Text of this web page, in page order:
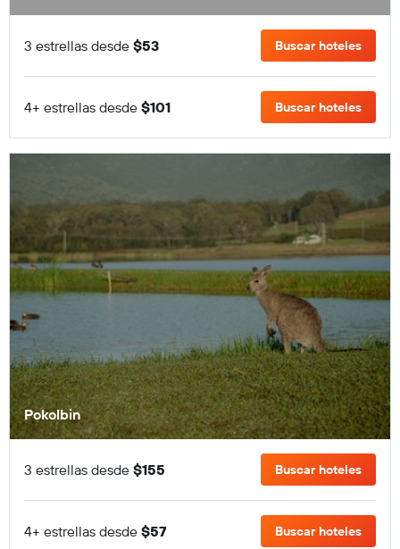
3 estrellas desde $53 Buscar hoteles
4+ estrellas desde $101 Buscar hoteles
Pokolbin
3 estrellas desde $155 Buscar hoteles
4+ estrellas desde $57 Buscar hoteles